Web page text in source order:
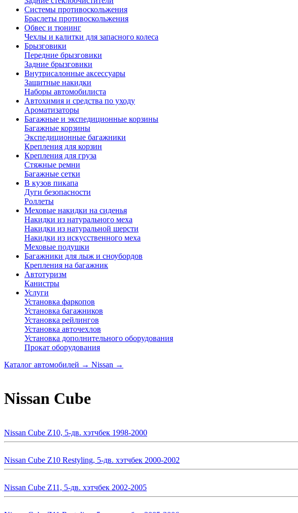
Системы противоскольжения
Браслеты противоскольжения
Обвес и тюнинг
Чехлы и калитки для запасного колеса
Брызговики
Передние брызговики
Задние брызговики
Внутрисалонные аксессуары
Защитные накидки
Наборы автомобилиста
Автохимия и средства по уходу
Ароматизаторы
Багажные и экспедиционные корзины
Багажные корзины
Экспедиционные багажники
Крепления для корзин
Крепления для груза
Стяжные ремни
Багажные сетки
В кузов пикапа
Дуги безопасности
Роллеты
Меховые накидки на сиденья
Накидки из натурального меха
Накидки из натуральной шерсти
Накидки из искусственного меха
Меховые подушки
Багажники для лыж и сноубордов
Крепления на багажник
Автотуризм
Канистры
Услуги
Установка фаркопов
Установка багажников
Установка рейлингов
Установка авточехлов
Установка дополнительного оборудования
Прокат оборудования
Каталог автомобилей → Nissan →
Nissan Cube
Nissan Cube Z10, 5-дв. хэтчбек 1998-2000
Nissan Cube Z10 Restyling, 5-дв. хэтчбек 2000-2002
Nissan Cube Z11, 5-дв. хэтчбек 2002-2005